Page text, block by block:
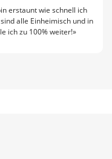
erstaunt wie schnell ich
alle Einheimisch und in
ich zu 100% weiter!»